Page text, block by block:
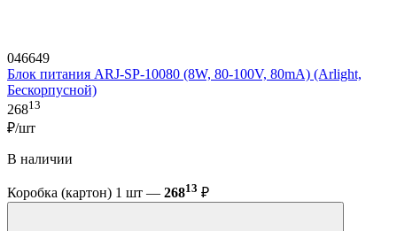
046649
Блок питания ARJ-SP-10080 (8W, 80-100V, 80mA) (Arlight,
Бескорпусной)
26813
₽/шт
В наличии
Коробка (картон) 1 шт — 26813 ₽